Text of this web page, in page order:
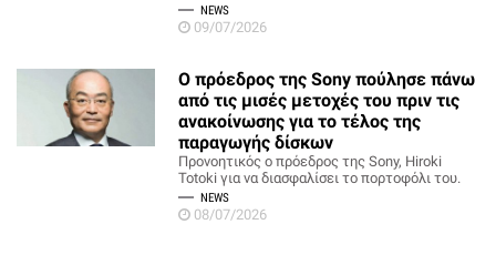
NEWS
09/07/2026
Ο πρόεδρος της Sony πούλησε πάνω
από τις μισές μετοχές του πριν τις
ανακοίνωσης για το τέλος της
παραγωγής δίσκων
Προνοητικός ο πρόεδρος της Sony, Hiroki
Totoki για να διασφαλίσει το πορτοφόλι του.
NEWS
08/07/2026